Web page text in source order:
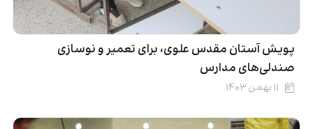
پویش آستان مقدس علوی، برای تعمیر و نوسازی
صندلی‌های مدارس
۱۱ بهمن ۱۴۰۳